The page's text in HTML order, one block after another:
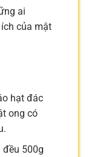
ai
của mật
hạt đác
ong có
500g